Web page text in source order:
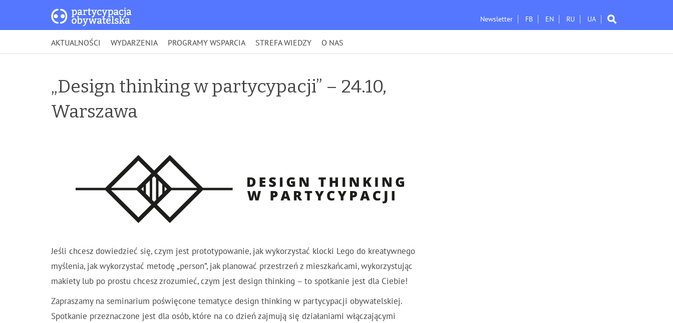
Newsletter FB EN RU UA
AKTUALNOŚCI WYDARZENIA PROGRAMY WSPARCIA STREFA WIEDZY O NAS
„Design thinking w partycypacji” – 24.10,
Warszawa
Jeśli chcesz dowiedzieć się, czym jest prototypowanie, jak wykorzystać klocki Lego do kreatywnego
myślenia, jak wykorzystać metodę „person”, jak planować przestrzeń z mieszkańcami, wykorzystując
makiety lub po prostu chcesz zrozumieć, czym jest design thinking – to spotkanie jest dla Ciebie!
Zapraszamy na seminarium poświęcone tematyce design thinking w partycypacji obywatelskiej.
Spotkanie przeznaczone jest dla osób, które na co dzień zajmują się działaniami włączającymi